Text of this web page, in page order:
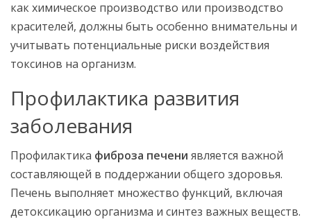
как химическое производство или производство
красителей, должны быть особенно внимательны и
учитывать потенциальные риски воздействия
токсинов на организм.
Профилактика развития
заболевания
Профилактика фиброза печени является важной
составляющей в поддержании общего здоровья.
Печень выполняет множество функций, включая
детоксикацию организма и синтез важных веществ.